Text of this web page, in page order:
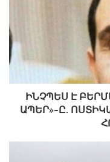
շպրտվել»,-
որ հայկական
ԻՆՉՊԵՍ Է
ԱՊԵՐ»-Ը.